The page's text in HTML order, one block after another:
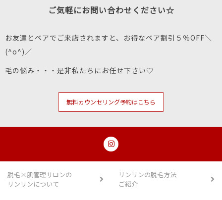
ご気軽にお問い合わせください☆
お友達とペアでご来店されますと、お得なペア割引５％OFF＼
(^o^)／
毛の悩み・・・是非私たちにお任せ下さい♡
無料カウンセリング予約はこちら
脱毛×肌管理サロンの
リンリンについて
リンリンの脱毛方法
ご紹介